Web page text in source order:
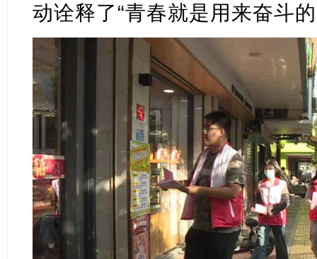
动诠释了“青春就是用来奋斗